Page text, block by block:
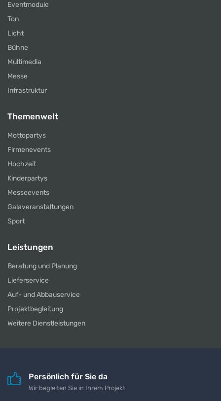
Eventmodule
Ton
Licht
Bühne
Multimedia
Messe
Infrastruktur
Themenwelt
Mottopartys
Firmenevents
Hochzeit
Kinderpartys
Messeevents
Galaveranstaltungen
Sport
Leistungen
Beratung und Planung
Lieferservice
Auf- und Abbauservice
Projektbegleitung
Weitere Dienstleistungen
Persönlich für Sie da
Wir begleiten Sie in Ihrem Projekt